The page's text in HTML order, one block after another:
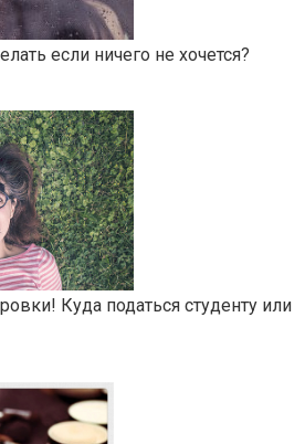
если ничего не хочется?
Куда податься студенту или